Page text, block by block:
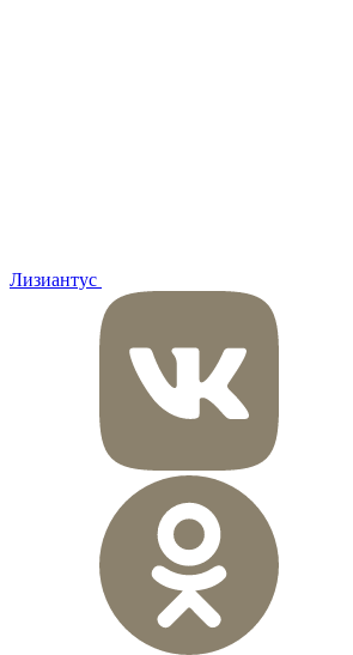
Лизиантус